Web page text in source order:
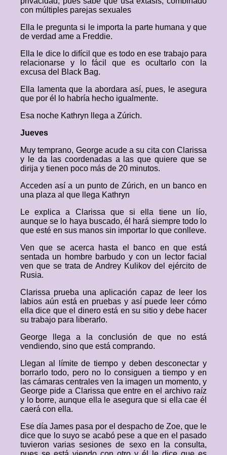
con múltiples parejas sexuales
Ella le pregunta si le importa la parte humana y que
de verdad ame a Freddie.
Ella le dice lo difícil que es todo en ese trabajo para
relacionarse y lo fácil que es ocultarlo con la
excusa del Black Bag.
Ella lamenta que la abordara así, pues, le asegura
que por él lo habría hecho igualmente.
Esa noche Kathryn llega a Zúrich.
Jueves
Muy temprano, George acude a su cita con Clarissa
y le da las coordenadas a las que quiere que se
dirija y tienen poco más de 20 minutos.
Acceden así a un punto de Zúrich, en un banco en
una plaza al que llega Kathryn
Le explica a Clarissa que si ella tiene un lío,
aunque se lo haya buscado, él hará siempre todo lo
que esté en sus manos sin importar lo que conlleve.
Ven que se acerca hasta el banco en que está
sentada un hombre barbudo y con un lector facial
ven que se trata de Andrey Kulikov del ejército de
Rusia.
Clarissa prueba una aplicación capaz de leer los
labios aún está en pruebas y así puede leer cómo
ella dice que el dinero está en su sitio y debe hacer
su trabajo para liberarlo.
George llega a la conclusión de que no está
vendiendo, sino que está comprando.
Llegan al límite de tiempo y deben desconectar y
borrarlo todo, pero no lo consiguen a tiempo y en
las cámaras centrales ven la imagen un momento, y
George pide a Clarissa que entre en el archivo raíz
y lo borre, aunque ella le asegura que si ella cae él
caerá con ella.
Ese día James pasa por el despacho de Zoe, que le
dice que lo suyo se acabó pese a que en el pasado
tuvieron varias sesiones de sexo en la consulta,